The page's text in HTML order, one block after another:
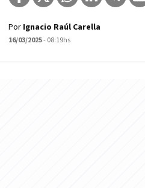
Por Ignacio Raúl Carella
16/03/2025- 08:19hs